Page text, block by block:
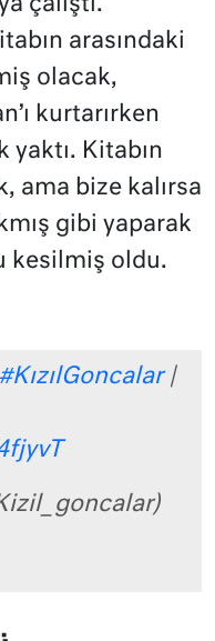
çalıştı.
arasındaki
olacak,
kurtarırken
yaktı. Kitabın
ama bize kalırsa
gibi yaparak
kesilmiş oldu.
#KızılGoncalar|